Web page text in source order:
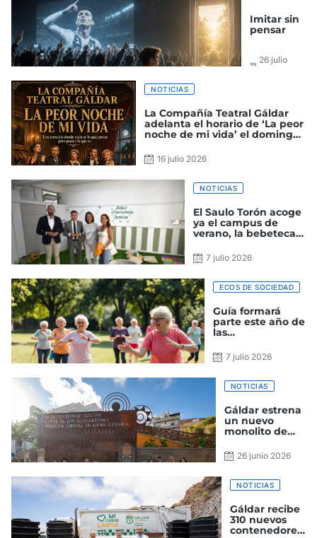
Imitar sin
pensar
26 julio
NOTICIAS
La Compañía Teatral Gáldar
adelanta el horario de ‘La peor
noche de mi vida’ el domingo
16 julio 2026
NOTICIAS
El Saulo Torón acoge
ya el campus de
verano, la bebeteca y
Gáldar’
7 julio 2026
ECOS DE SOCIEDAD
Guía formará
parte este año de
las
Canarias
7 julio 2026
NOTICIAS
Gáldar estrena
un nuevo
monolito de
inspirado en las
pintaderas,
identidad
aborigen
26 junio 2026
NOTICIAS
Gáldar recibe
310 nuevos
contenedores